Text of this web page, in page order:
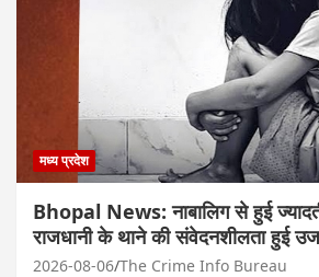
मध्य प्रदेश
Bhopal News: नाबालिग से हुई
राजधानी के थाने की संवेदनशीलता हुई
2026-08-06 The Crime Info Bureau